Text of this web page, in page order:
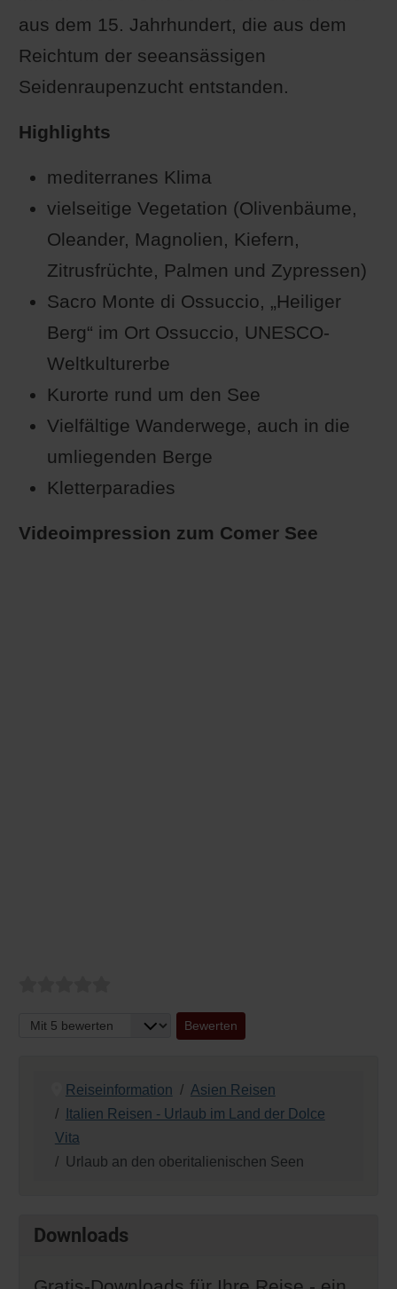
aus dem 15. Jahrhundert, die aus dem
Reichtum der seeansässigen
Seidenraupenzucht entstanden.
Highlights
mediterranes Klima
vielseitige Vegetation (Olivenbäume,
Oleander, Magnolien, Kiefern,
Zitrusfrüchte, Palmen und Zypressen)
Sacro Monte di Ossuccio, „Heiliger
Berg“ im Ort Ossuccio, UNESCO-
Weltkulturerbe
Kurorte rund um den See
Vielfältige Wanderwege, auch in die
umliegenden Berge
Kletterparadies
Videoimpression zum Comer See
Reiseinformation
Asien Reisen
Italien Reisen - Urlaub im Land der Dolce
Vita
Urlaub an den oberitalienischen Seen
Downloads